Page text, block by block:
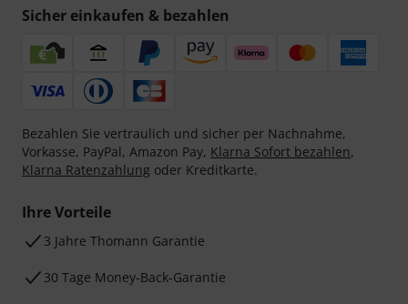
Sicher einkaufen & bezahlen
Bezahlen Sie vertraulich und sicher per Nachnahme,
Vorkasse, PayPal, Amazon Pay, Klarna Sofort bezahlen,
Klarna Ratenzahlung oder Kreditkarte.
Ihre Vorteile
3 Jahre Thomann Garantie
30 Tage Money-Back-Garantie